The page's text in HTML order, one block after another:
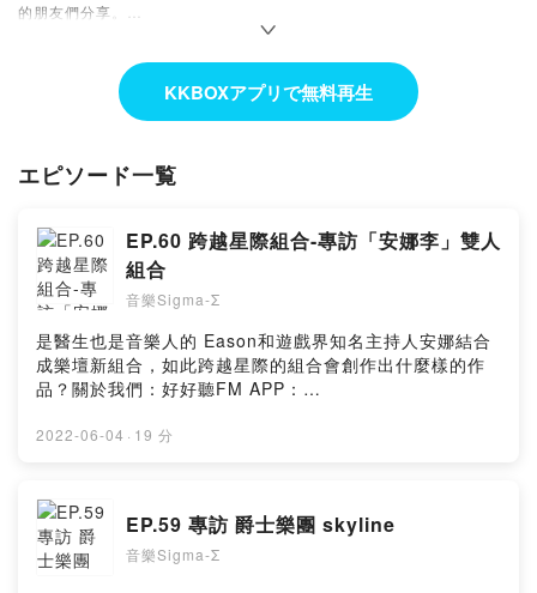
的朋友們分享。
Powered by Firstory Hosting
KKBOXアプリで無料再生
エピソード一覧
EP.60 跨越星際組合-專訪「安娜李」雙人
組合
音樂Sigma-Σ
是醫生也是音樂人的 Eason和遊戲界知名主持人安娜結合
成樂壇新組合，如此跨越星際的組合會創作出什麼樣的作
品？關於我們：好好聽FM APP：
https://risu.io/DYKs好好聽FM YouTube：
https://www.provoice.tw/host/donate/ytprovoice/好好
聽出品Powered by Firstory Hosting
2022-06-04 · 19 分
EP.59 專訪 爵士樂團 skyline
音樂Sigma-Σ